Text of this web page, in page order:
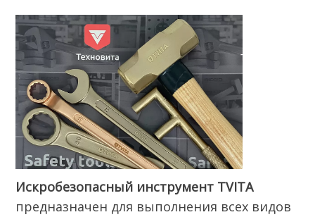
Искробезопасный инструмент TVITA
предназначен для выполнения всех видов